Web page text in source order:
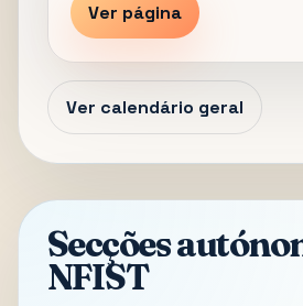
Ver página
Ver calendário geral
Secções
NFIST